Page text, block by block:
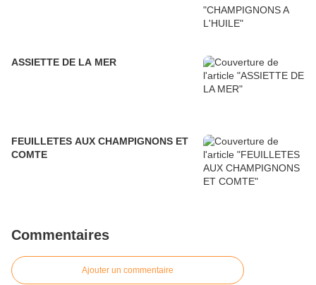
ASSIETTE DE LA MER
FEUILLETES AUX CHAMPIGNONS ET
COMTE
Commentaires
Ajouter un commentaire